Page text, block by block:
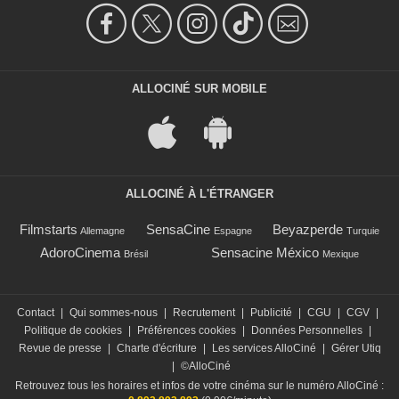
ALLOCINÉ SUR MOBILE
ALLOCINÉ À L'ÉTRANGER
Filmstarts Allemagne SensaCine Espagne Beyazperde Turquie
AdoroCinema Brésil Sensacine México Mexique
Contact Qui sommes-nous Recrutement Publicité CGU CGV
Politique de cookies
Préférences cookies Données Personnelles
Revue de presse
Charte d'écriture Les services AlloCiné
Gérer Utiq
©AlloCiné
Retrouvez tous les horaires et infos de votre cinéma sur le numéro AlloCiné :